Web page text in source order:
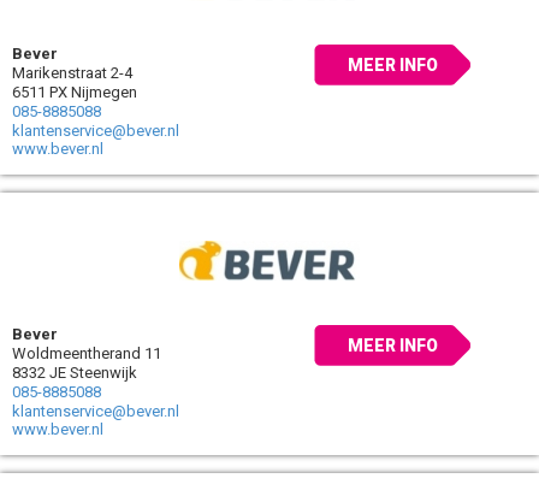
Bever
Marikenstraat 2-4
6511 PX Nijmegen
085-8885088
klantenservice@bever.nl
www.bever.nl
MEER INFO
Bever
Woldmeentherand 11
8332 JE Steenwijk
085-8885088
klantenservice@bever.nl
www.bever.nl
MEER INFO